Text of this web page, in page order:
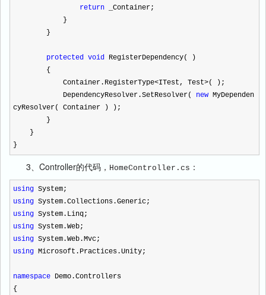
return _Container;
}
}
protected void RegisterDependency( )
{
Container.RegisterType<ITest, Test>( );
DependencyResolver.SetResolver( new MyDependen
cyResolver( Container ) );
}
}
}
3、Controller的代码， HomeController.cs ：
using System;
using System.Collections.Generic;
using System.Linq;
using System.Web;
using System.Web.Mvc;
using Microsoft.Practices.Unity;
namespace Demo.Controllers
{